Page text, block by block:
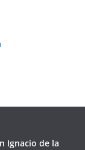
Ignacio de la